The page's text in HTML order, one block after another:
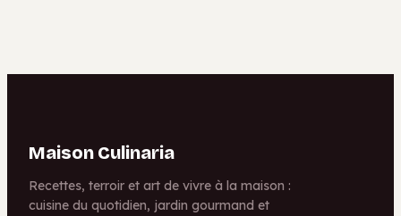
Maison Culinaria
Recettes, terroir et art de vivre à la maison :
cuisine du quotidien, jardin gourmand et